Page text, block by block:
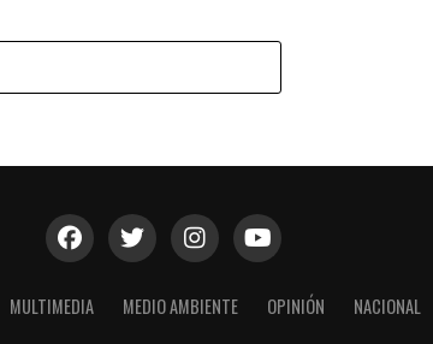
MULTIMEDIA MEDIO AMBIENTE OPINIÓN NACIONAL